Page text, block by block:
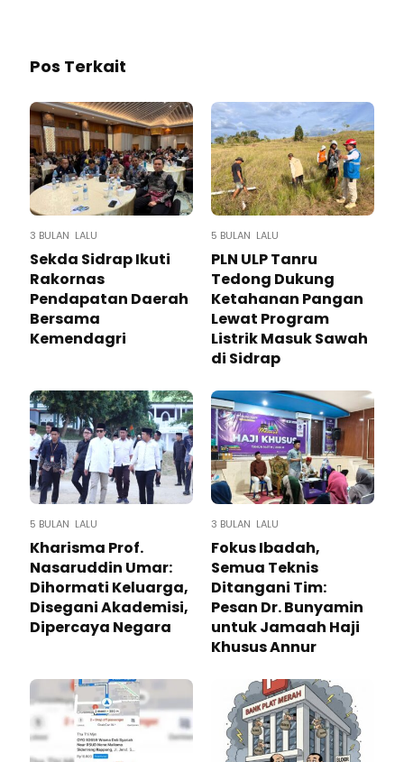
Pos Terkait
3 BULAN LALU
Sekda Sidrap Ikuti
Rakornas
Pendapatan Daerah
Bersama
Kemendagri
5 BULAN LALU
PLN ULP Tanru
Tedong Dukung
Ketahanan Pangan
Lewat Program
Listrik Masuk Sawah
di Sidrap
5 BULAN LALU
Kharisma Prof.
Nasaruddin Umar:
Dihormati Keluarga,
Disegani Akademisi,
Dipercaya Negara
3 BULAN LALU
Fokus Ibadah,
Semua Teknis
Ditangani Tim:
Pesan Dr. Bunyamin
untuk Jamaah Haji
Khusus Annur